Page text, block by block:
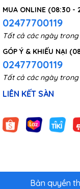
MUA ONLINE (08:30 -
02477700119
Tất cả các ngày
GÓP Ý & KHIẾU NẠI
02477700119
Tất cả các ngày
LIÊN KẾT SÀN
Bản quyền